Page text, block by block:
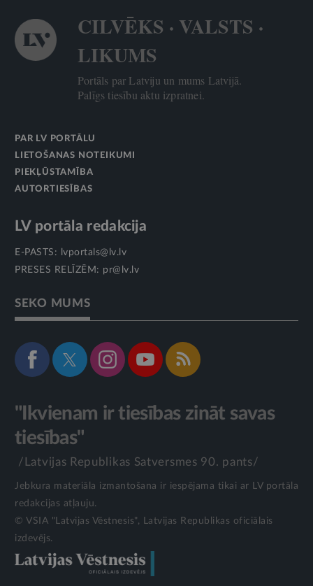
CILVĒKS · VALSTS ·
LIKUMS
Portāls par Latviju un mums Latvijā.
Palīgs tiesību aktu izpratnei.
PAR LV PORTĀLU
LIETOŠANAS NOTEIKUMI
PIEKĻŪSTAMĪBA
AUTORTIESĪBAS
LV portāla redakcija
E-PASTS:
lvportals@lv.lv
PRESES RELĪZĒM: pr@lv.lv
SEKO MUMS
"Ikvienam ir tiesības zināt savas
tiesības"
/Latvijas Republikas Satversmes 90. pants/
Jebkura materiāla izmantošana ir iespējama tikai ar LV portāla
redakcijas atļauju.
© VSIA "Latvijas Vēstnesis", Latvijas Republikas oficiālais
izdevējs.